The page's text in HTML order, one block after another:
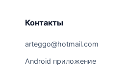
Контакты
arteggo@hotmail.com
Android приложение